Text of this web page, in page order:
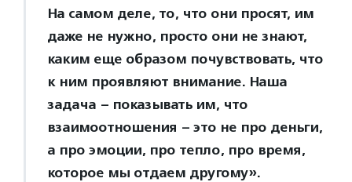
На самом деле, то, что они просят, им
даже не нужно, просто они не знают,
каким еще образом почувствовать, что
к ним проявляют внимание. Наша
задача – показывать им, что
взаимоотношения – это не про деньги,
а про эмоции, про тепло, про время,
которое мы отдаем другому».